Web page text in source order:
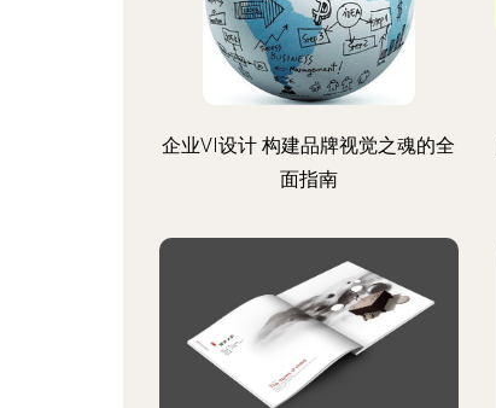
企业VI设计 构建品牌视觉之魂的全
面指南